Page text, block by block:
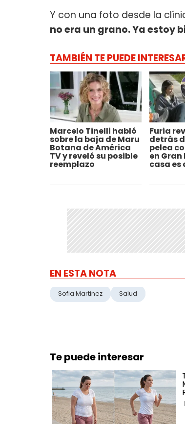
Y con una foto desde la
no era un grano. Ya estoy
TAMBIÉN TE PUEDE
Marcelo Tinelli habló
sobre la baja de Maru
Botana de América
TV y reveló su posible
reemplazo
Furia
detrás
pelea
en Gran
casa es
EN ESTA NOTA
Sofia Martinez Salud